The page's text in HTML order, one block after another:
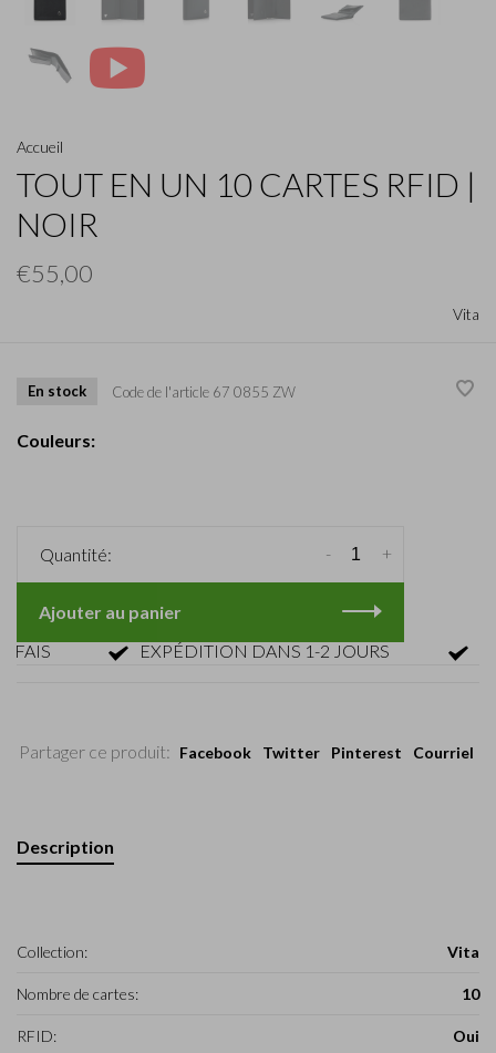
Accueil
TOUT EN UN 10 CARTES RFID |
NOIR
€55,00
Vita
En stock Code de l'article 67 0855 ZW
Couleurs:
Quantité: +
-
Ajouter au panier
EXPÉDITION DANS 1-2 JOURS
Partager ce produit: Facebook Twitter Pinterest Courriel
Description
Collection: Vita
Nombre de cartes: 10
RFID: Oui